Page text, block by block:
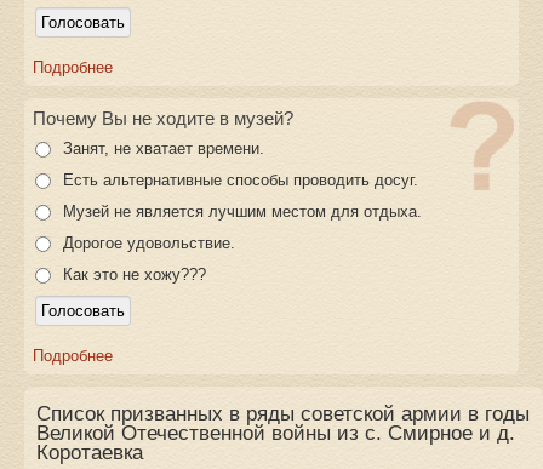
Подробнее
Почему Вы не ходите в музей?
Занят, не хватает времени.
Есть альтернативные способы проводить досуг.
Музей не является лучшим местом для отдыха.
Дорогое удовольствие.
Как это не хожу???
Подробнее
Список призванных в ряды советской армии в годы
Великой Отечественной войны из с. Смирное и д.
Коротаевка